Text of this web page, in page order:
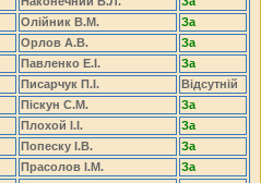
Олійник В.М.
За
Орлов А.В.
За
Павленко Е.І.
За
Писарчук П.І.
Відсутній
Піскун С.М.
За
Плохой І.І.
За
Попеску І.В.
За
Прасолов І.М.
За